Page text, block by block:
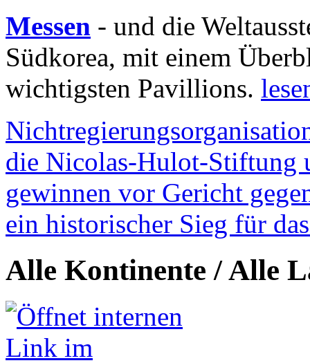
Messen - und die
Südkorea, mit einem
wichtigsten Pavillions.
die Nicolas-Hulot-Stiftung
gewinnen vor Gericht
ein historischer Sieg für
Alle Kontinente / Alle